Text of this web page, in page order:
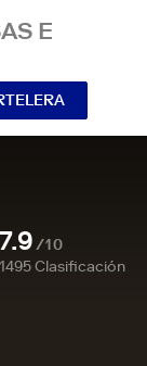
E
7.9/10
1495Clasificación